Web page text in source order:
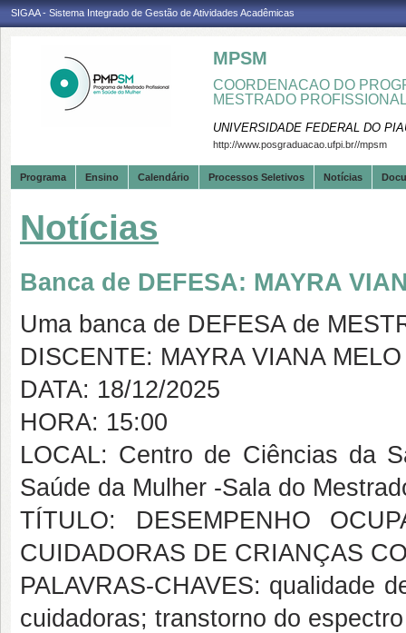
SIGAA - Sistema Integrado de Gestão de Atividades Acadêmicas
MPSM
COORDENACAO DO
MESTRADO
UNIVERSIDADE FEDERAL DO
http://www.posgraduacao.ufpi.br//mpsm
Programa Ensino Calendário Processos Seletivos Notícias
Notícias
Banca de DEFESA: MAYRA
Uma banca de DEFESA de
DISCENTE: MAYRA VIANA MELO
DATA: 18/12/2025
HORA: 15:00
LOCAL: Centro de Ciências da
Saúde da Mulher -Sala do
TÍTULO: DESEMPENHO
CUIDADORAS DE CRIANÇAS
PALAVRAS-CHAVES: qualidade
cuidadoras; transtorno do